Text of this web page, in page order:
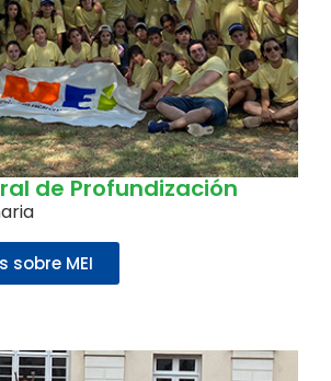
de Profundización
sobre MEI